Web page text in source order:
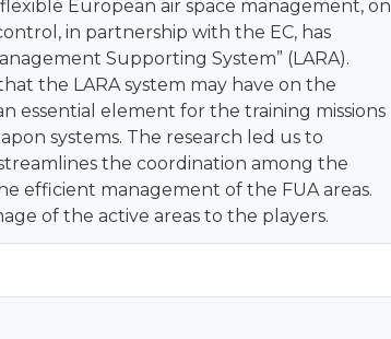
European air space management, on
in partnership with the EC, has
Supporting System” (LARA).
the LARA system may have on the
essential element for the training missions
systems. The research led us to
the coordination among the
efficient management of the FUA areas.
of the active areas to the players.